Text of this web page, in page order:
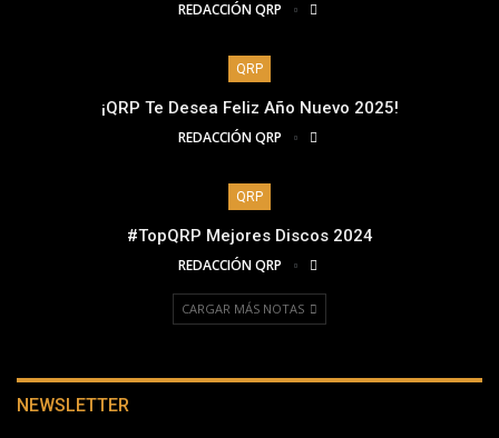
REDACCIÓN QRP
QRP
¡QRP Te Desea Feliz Año Nuevo 2025!
REDACCIÓN QRP
QRP
#TopQRP Mejores Discos 2024
REDACCIÓN QRP
CARGAR MÁS NOTAS
NEWSLETTER